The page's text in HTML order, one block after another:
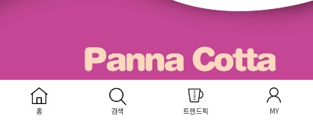
홈 검색 트렌드픽 MY